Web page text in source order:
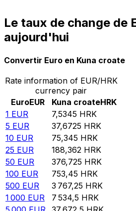
Le taux de change de
aujourd'hui
Convertir Euro en Kuna croate
Rate information of EUR/HRK
currency pair
EuroEUR Kuna croateHRK
1 EUR 7,5345 HRK
5 EUR 37,6725 HRK
10 EUR 75,345 HRK
25 EUR 188,362 HRK
50 EUR 376,725 HRK
100 EUR 753,45 HRK
500 EUR 3 767,25 HRK
1 000 EUR 7 534,5 HRK